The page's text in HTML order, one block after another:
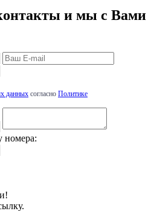
и мы с Вами
данных согласно Политике
номера: